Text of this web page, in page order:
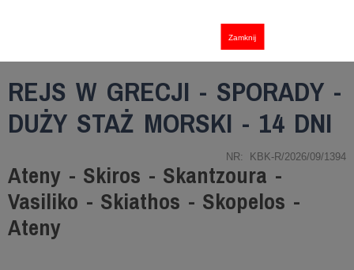
Zamknij
REJS W GRECJI - SPORADY -
DUŻY STAŻ MORSKI - 14 DNI
NR: KBK-R/2026/09/1394
Ateny - Skiros - Skantzoura -
Vasiliko - Skiathos - Skopelos -
Ateny